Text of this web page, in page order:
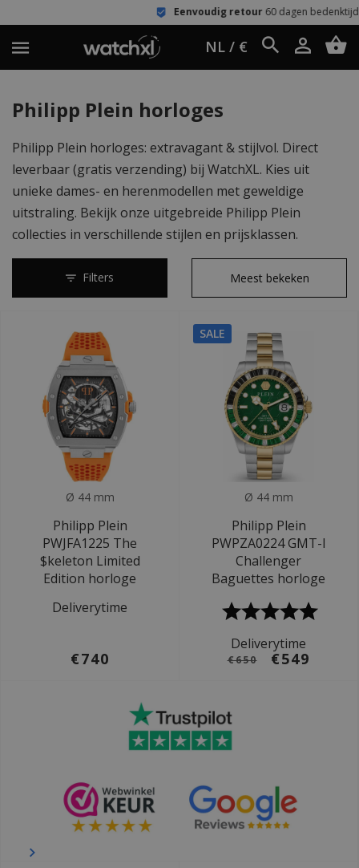
Eenvoudig retour60 dagen bedenktijd
NL / €
Philipp Plein horloges
Philipp Plein horloges: extravagant & stijlvol. Direct
leverbaar (gratis verzending) bij WatchXL. Kies uit
unieke dames- en herenmodellen met geweldige
uitstraling. Bekijk onze uitgebreide Philipp Plein
collecties in verschillende stijlen en prijsklassen.
Filters
Ø 44 mm
Philipp Plein
PWJFA1225 The
$keleton Limited
Edition horloge
Deliverytime
€740
SALE
Ø 44 mm
Philipp Plein
PWPZA0224 GMT-I
Challenger
Baguettes horloge
Deliverytime
€650 €549